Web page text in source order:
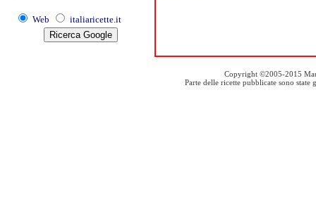
Web italiaricette.it
Copyright ©2005-2015
Parte delle ricette pubblicate sono state